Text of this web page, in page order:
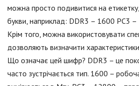
можна просто подивитися на
букви, наприклад: DDR3 – 1600 PC3 –
Крім того, можна використовувати
дозволяють визначити
Що означає цей шифр? DDR3 – це
часто зустрічається тип. 1600 –